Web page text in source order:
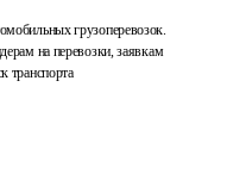
грузоперевозок.
на перевозки, заявкам
транспорта